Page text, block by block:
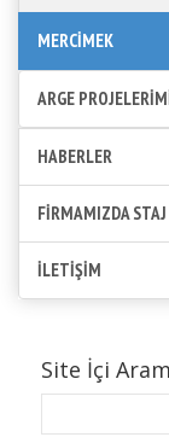
MERCİMEK
ARGE
HABERLER
FİRMAMIZDA STAJ
İLETİŞİM
Site İçi